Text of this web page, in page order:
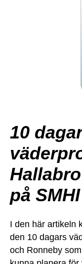
10
på SMHI
I den här artikeln
den 10 dagars
och Ronneby